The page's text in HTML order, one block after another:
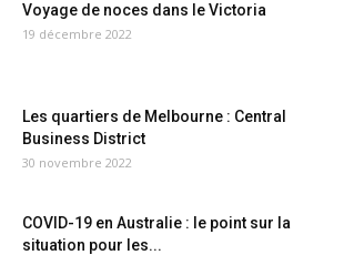
Voyage de noces dans le Victoria
19 décembre 2022
Les quartiers de Melbourne : Central
Business District
30 novembre 2022
COVID-19 en Australie : le point sur la
situation pour les...